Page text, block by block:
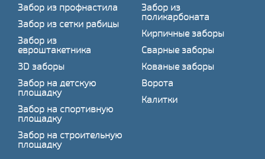
Забор из профнастила
Забор из сетки рабицы
Забор из
евроштакетника
3D заборы
Забор на детскую
площадку
Забор на спортивную
площадку
Забор на строительную
площадку
Забор из
поликарбоната
Кирпичные заборы
Сварные заборы
Кованые заборы
Ворота
Калитки